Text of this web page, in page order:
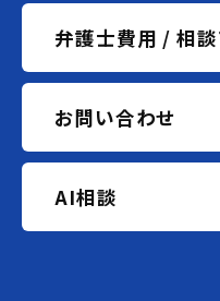
弁護士費用 / 相談
お問い合わせ
AI相談